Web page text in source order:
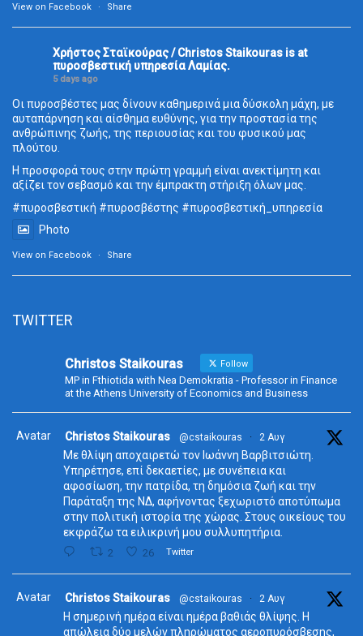
View on Facebook · Share
Χρήστος Σταϊκούρας / Christos Staikouras is at
πυροσβεστική υπηρεσία Λαμίας.
5 days ago
Οι πυροσβέστες μας δίνουν καθημερινά μια δύσκολη μάχη, με
αυταπάρνηση και αίσθημα ευθύνης, για την προστασία της
ανθρώπινης ζωής, της περιουσίας και του φυσικού μας
πλούτου.
Η προσφορά τους στην πρώτη γραμμή είναι ανεκτίμητη και
αξίζει τον σεβασμό και την έμπρακτη στήριξη όλων μας.
#πυροσβεστική #πυροσβέστης #πυροσβεστική_ υπηρεσία
Photo
View on Facebook · Share
TWITTER
Christos Staikouras Follow
MP in Fthiotida with Nea Demokratia - Professor in Finance
at the Athens University of Economics and Business
Avatar Christos Staikouras @cstaikouras · 2 Αυγ
Με θλίψη αποχαιρετώ τον Ιωάννη Βαρβιτσιώτη.
Υπηρέτησε, επί δεκαετίες, με συνέπεια και
αφοσίωση, την πατρίδα, τη δημόσια ζωή και την
Παράταξη της ΝΔ, αφήνοντας ξεχωριστό αποτύπωμα
στην πολιτική ιστορία της χώρας. Στους οικείους του
εκφράζω τα ειλικρινή μου συλλυπητήρια.
2 26 Twitter
Avatar Christos Staikouras @cstaikouras · 2 Αυγ
Η σημερινή ημέρα είναι ημέρα βαθιάς θλίψης. Η
απώλεια δύο μελών πληρώματος αεροπυρόσβεσης,